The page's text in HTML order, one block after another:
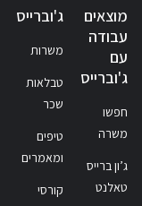
מוצאים
עבודה
עם
ג'וברייס
חפשו
משרה
ג’ון ברייס
טאלנט
ג'וברייס
משרות
טבלאות
שכר
טיפים
ומאמרים
קורסי